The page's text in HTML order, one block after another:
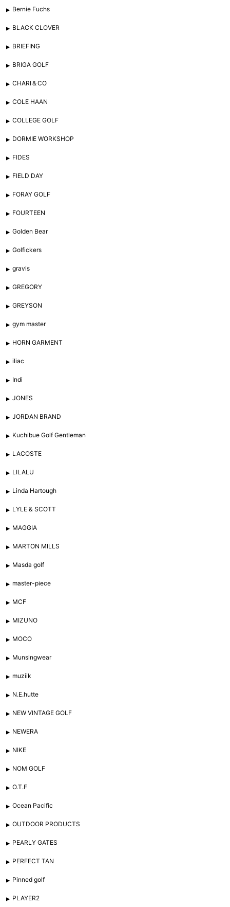
Bernie Fuchs
BLACK CLOVER
BRIEFING
BRIGA GOLF
CHARI＆CO
COLE HAAN
COLLEGE GOLF
DORMIE WORKSHOP
FIDES
FIELD DAY
FORAY GOLF
FOURTEEN
Golden Bear
Golfickers
gravis
GREGORY
GREYSON
gym master
HORN GARMENT
iliac
Indi
JONES
JORDAN BRAND
Kuchibue Golf Gentleman
LACOSTE
LILALU
Linda Hartough
LYLE & SCOTT
MAGGIA
MARTON MILLS
Masda golf
master-piece
MCF
MIZUNO
MOCO
Munsingwear
muziik
N.E.hutte
NEW VINTAGE GOLF
NEWERA
NIKE
NOM GOLF
O.T.F
Ocean Pacific
OUTDOOR PRODUCTS
PEARLY GATES
PERFECT TAN
Pinned golf
PLAYER2